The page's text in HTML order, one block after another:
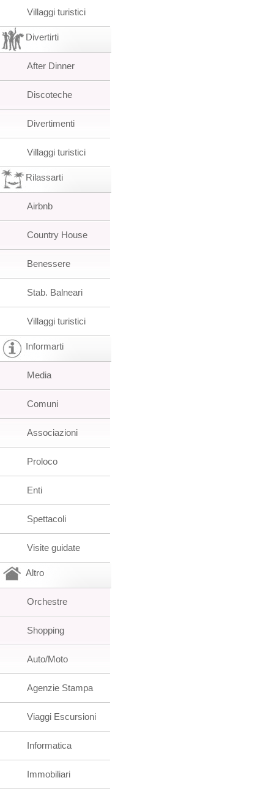
Villaggi turistici
Divertirti
After Dinner
Discoteche
Divertimenti
Villaggi turistici
Rilassarti
Airbnb
Country House
Benessere
Stab. Balneari
Villaggi turistici
Informarti
Media
Comuni
Associazioni
Proloco
Enti
Spettacoli
Visite guidate
Altro
Orchestre
Shopping
Auto/Moto
Agenzie Stampa
Viaggi Escursioni
Informatica
Immobiliari